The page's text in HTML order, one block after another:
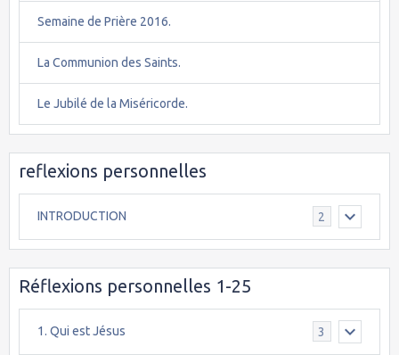
Semaine de Prière 2016.
La Communion des Saints.
Le Jubilé de la Miséricorde.
reflexions personnelles
INTRODUCTION 2
Réflexions personnelles 1-25
1. Qui est Jésus 3